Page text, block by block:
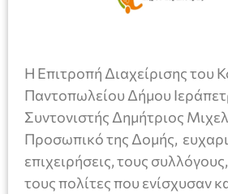
Η Επιτροπή Διαχείρισης του
Παντοπωλείου Δήμου
Συντονιστής Δημήτριος
Προσωπικό της Δομής,
επιχειρήσεις, τους
τους πολίτες που ενίσχυσαν